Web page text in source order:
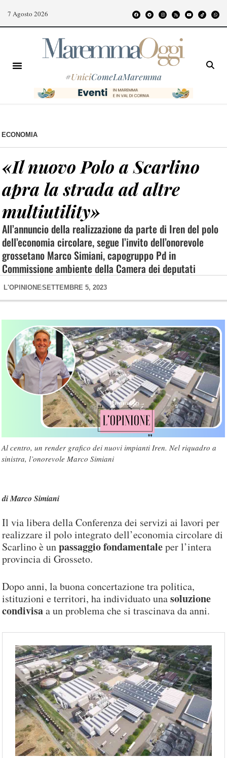
7 Agosto 2026
#UniciComeLaMaremma
ECONOMIA
«Il nuovo Polo a Scarlino
apra la strada ad altre
multiutility»
All’annuncio della realizzazione da parte di Iren del polo
dell’economia circolare, segue l’invito dell’onorevole
grossetano Marco Simiani, capogruppo Pd in
Commissione ambiente della Camera dei deputati
L'OPINIONESETTEMBRE 5, 2023
Al centro, un render grafico dei nuovi impianti Iren. Nel riquadro a
sinistra, l’onorevole Marco Simiani
di Marco Simiani
Il via libera della Conferenza dei servizi ai lavori per
realizzare il polo integrato dell’economia circolare di
Scarlino è unpassaggio fondamentaleper l’intera
provincia di Grosseto.
Dopo anni, la buona concertazione tra politica,
istituzioni e territori, ha individuato unasoluzione
condivisaa un problema che si trascinava da anni.